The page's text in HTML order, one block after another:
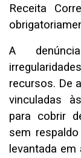
Receita
A
recursos. De
vinculadas
para cobrir
sem
levantada em